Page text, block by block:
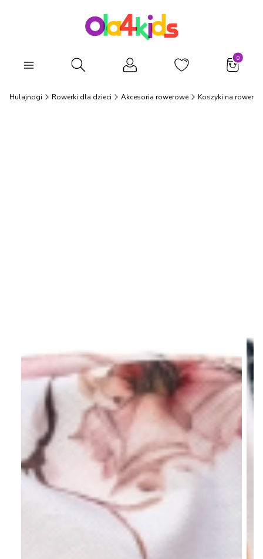
Otwórz wyszukiwarkę
i Hulajnogi Rowerki dla dzieci Akcesoria rowerowe Koszyki na rower